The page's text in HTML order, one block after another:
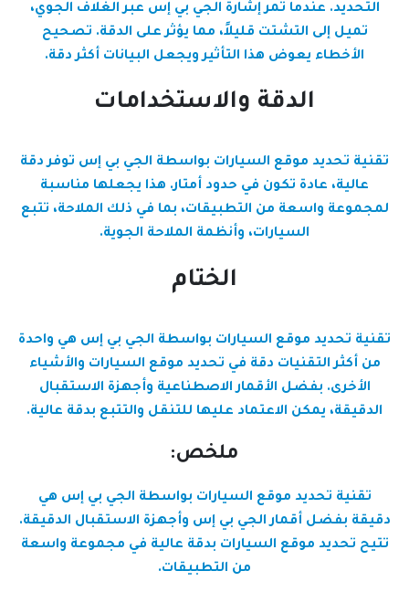
التحديد. عندما تمر إشارة الجي بي إس عبر الغلاف الجوي،
تميل إلى التشتت قليلاً، مما يؤثر على الدقة. تصحيح
الأخطاء يعوض هذا التأثير ويجعل البيانات أكثر دقة.
الدقة والاستخدامات
تقنية تحديد موقع السيارات بواسطة الجي بي إس توفر دقة
عالية، عادة تكون في حدود أمتار. هذا يجعلها مناسبة
لمجموعة واسعة من التطبيقات، بما في ذلك الملاحة، تتبع
السيارات، وأنظمة الملاحة الجوية.
الختام
تقنية تحديد موقع السيارات بواسطة الجي بي إس هي واحدة
من أكثر التقنيات دقة في تحديد موقع السيارات والأشياء
الأخرى. بفضل الأقمار الاصطناعية وأجهزة الاستقبال
الدقيقة، يمكن الاعتماد عليها للتنقل والتتبع بدقة عالية.
ملخص:
تقنية تحديد موقع السيارات بواسطة الجي بي إس هي
دقيقة بفضل أقمار الجي بي إس وأجهزة الاستقبال الدقيقة.
تتيح تحديد موقع السيارات بدقة عالية في مجموعة واسعة
من التطبيقات.